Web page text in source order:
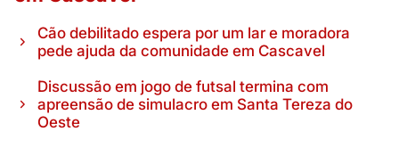
Cão debilitado espera por um lar e moradora
pede ajuda da comunidade em Cascavel
Discussão em jogo de futsal termina com
apreensão de simulacro em Santa Tereza do
Oeste